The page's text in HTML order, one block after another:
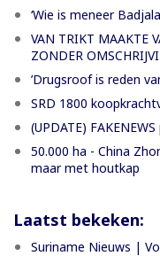
‘Wie is meneer
VAN TRIKT MAAKTE
ZONDER
’Drugsroof is reden
SRD 1800
(UPDATE)
50.000 ha - China
maar met houtkap
Laatst bekeken:
Suriname Nieuws |